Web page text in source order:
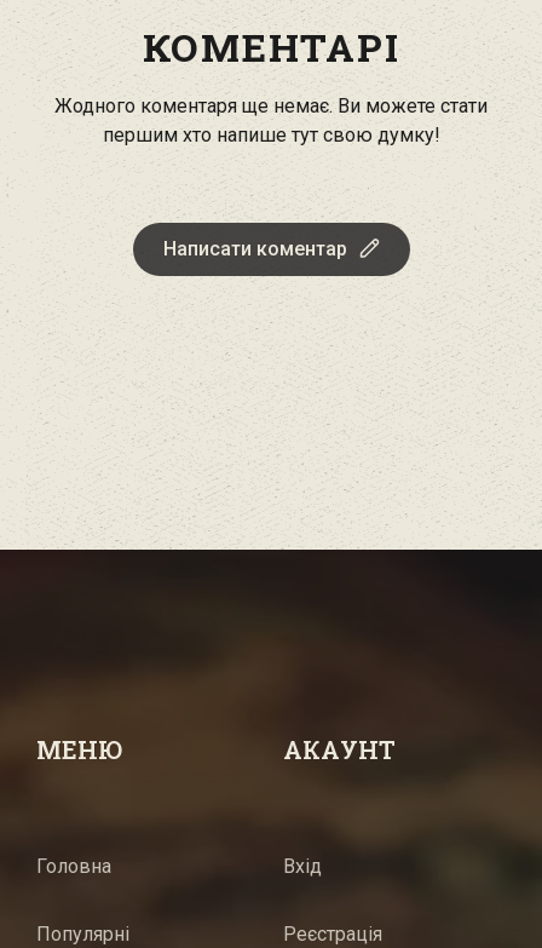
КОМЕНТАРІ
Жодного коментаря ще немає. Ви можете стати
першим хто напише тут свою думку!
Написати коментар
МЕНЮ
Головна
Популярні
АКАУНТ
Вхід
Реєстрація